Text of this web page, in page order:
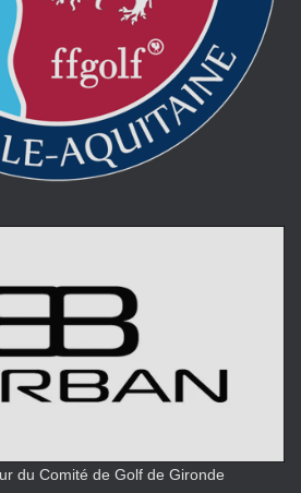
du Comité de Golf de Gironde